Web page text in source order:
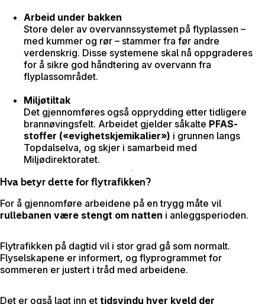
Arbeid under bakken
Store deler av overvannssystemet på flyplassen –
med kummer og rør – stammer fra før andre
verdenskrig. Disse systemene skal nå oppgraderes
for å sikre god håndtering av overvann fra
flyplassområdet.
Miljøtiltak
Det gjennomføres også opprydding etter tidligere
brannøvingsfelt. Arbeidet gjelder såkalte PFAS-
stoffer («evighetskjemikalier») i grunnen langs
Topdalselva, og skjer i samarbeid med
Miljødirektoratet.
Hva betyr dette for flytrafikken?
For å gjennomføre arbeidene på en trygg måte vil
rullebanen være stengt om natten i anleggsperioden.
Flytrafikken på dagtid vil i stor grad gå som normalt.
Flyselskapene er informert, og flyprogrammet for
sommeren er justert i tråd med arbeidene.
Det er også lagt inn et tidsvindu hver kveld der